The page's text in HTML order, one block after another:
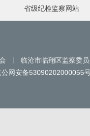
省级纪检监察网站
丨 临沧市临翔区监察委
公网安备53090202000055